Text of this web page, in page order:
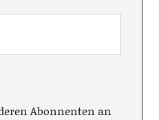
Abonnenten an